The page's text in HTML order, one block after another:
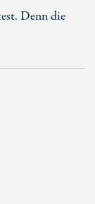
Denn die